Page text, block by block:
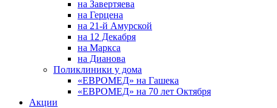
на Завертяева
на Герцена
на 21-й Амурской
на 12 Декабря
на Маркса
на Дианова
Поликлиники у дома
«ЕВРОМЕД» на Гашека
«ЕВРОМЕД» на 70 лет Октября
Акции